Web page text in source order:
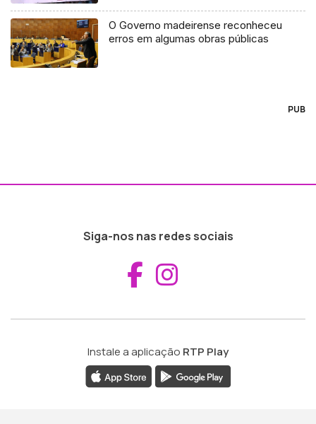
O Governo madeirense reconheceu
erros em algumas obras públicas
PUB
Siga-nos nas redes sociais
Aceder ao
Instale a aplicação RTP Play